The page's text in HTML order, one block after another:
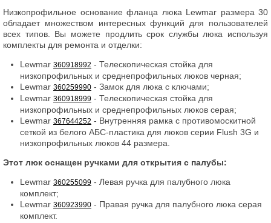
Низкопрофильное основание фланца люка Lewmar размера 30
обладает множеством интересных функций для пользователей
всех типов. Вы можете продлить срок службы люка используя
комплекты для ремонта и отделки:
Lewmar 360918992 - Телескопическая стойка для
низкопрофильных и среднепрофильных люков черная;
Lewmar 360259990 - Замок для люка с ключами;
Lewmar 360918999 - Телескопическая стойка для
низкопрофильных и среднепрофильных люков серая;
Lewmar 367644252 - Внутренняя рамка с противомоскитной
сеткой из белого АБС-пластика для люков серии Flush 3G и
низкопрофильных люков 44 размера.
Этот люк оснащен ручками для открытия с палубы:
Lewmar 360255099 - Левая ручка для палубного люка
комплект;
Lewmar 360923990 - Правая ручка для палубного люка серая
комплект.